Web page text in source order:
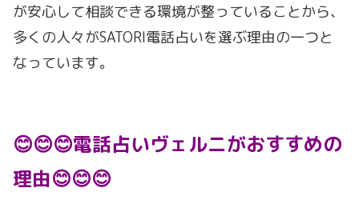
が安心して相談できる環境が整っていることから、
多くの人々がSATORI電話占いを選ぶ理由の一つと
なっています。
😊😊😊電話占いヴェルニがおすすめの
理由😊😊😊